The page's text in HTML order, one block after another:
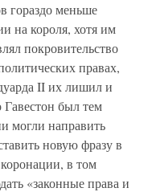
гораздо меньше
на короля, хотя им
покровительство
правах,
II их лишил и
был тем
могли направить
новую фразу в
в том
«законные права и